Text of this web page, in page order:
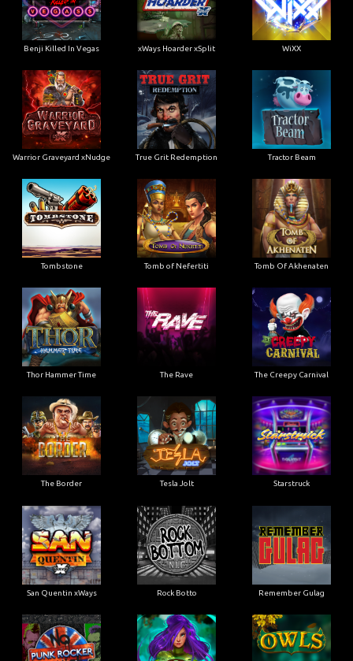
Benji Killed In Vegas xWays Hoarder xSplit WiXX
Warrior Graveyard xNudge True Grit Redemption Tractor Beam
Tombstone Tomb of Nefertiti Tomb Of Akhenaten
Thor Hammer Time The Rave The Creepy Carnival
The Border Tesla Jolt Starstruck
San Quentin xWays Rock Botto Remember Gulag